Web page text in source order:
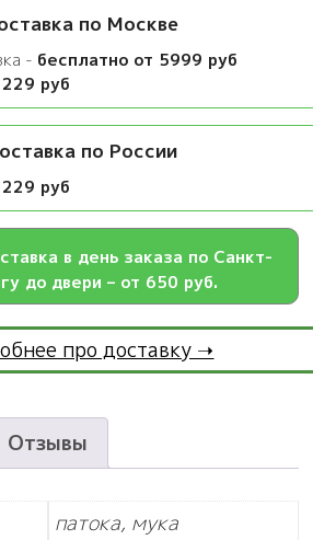
по Москве
- бесплатно от 5999 руб
руб
по России
руб
в день заказа по Санкт-
до двери – от 650 руб.
про доставку ➝
Отзывы
патока, мука